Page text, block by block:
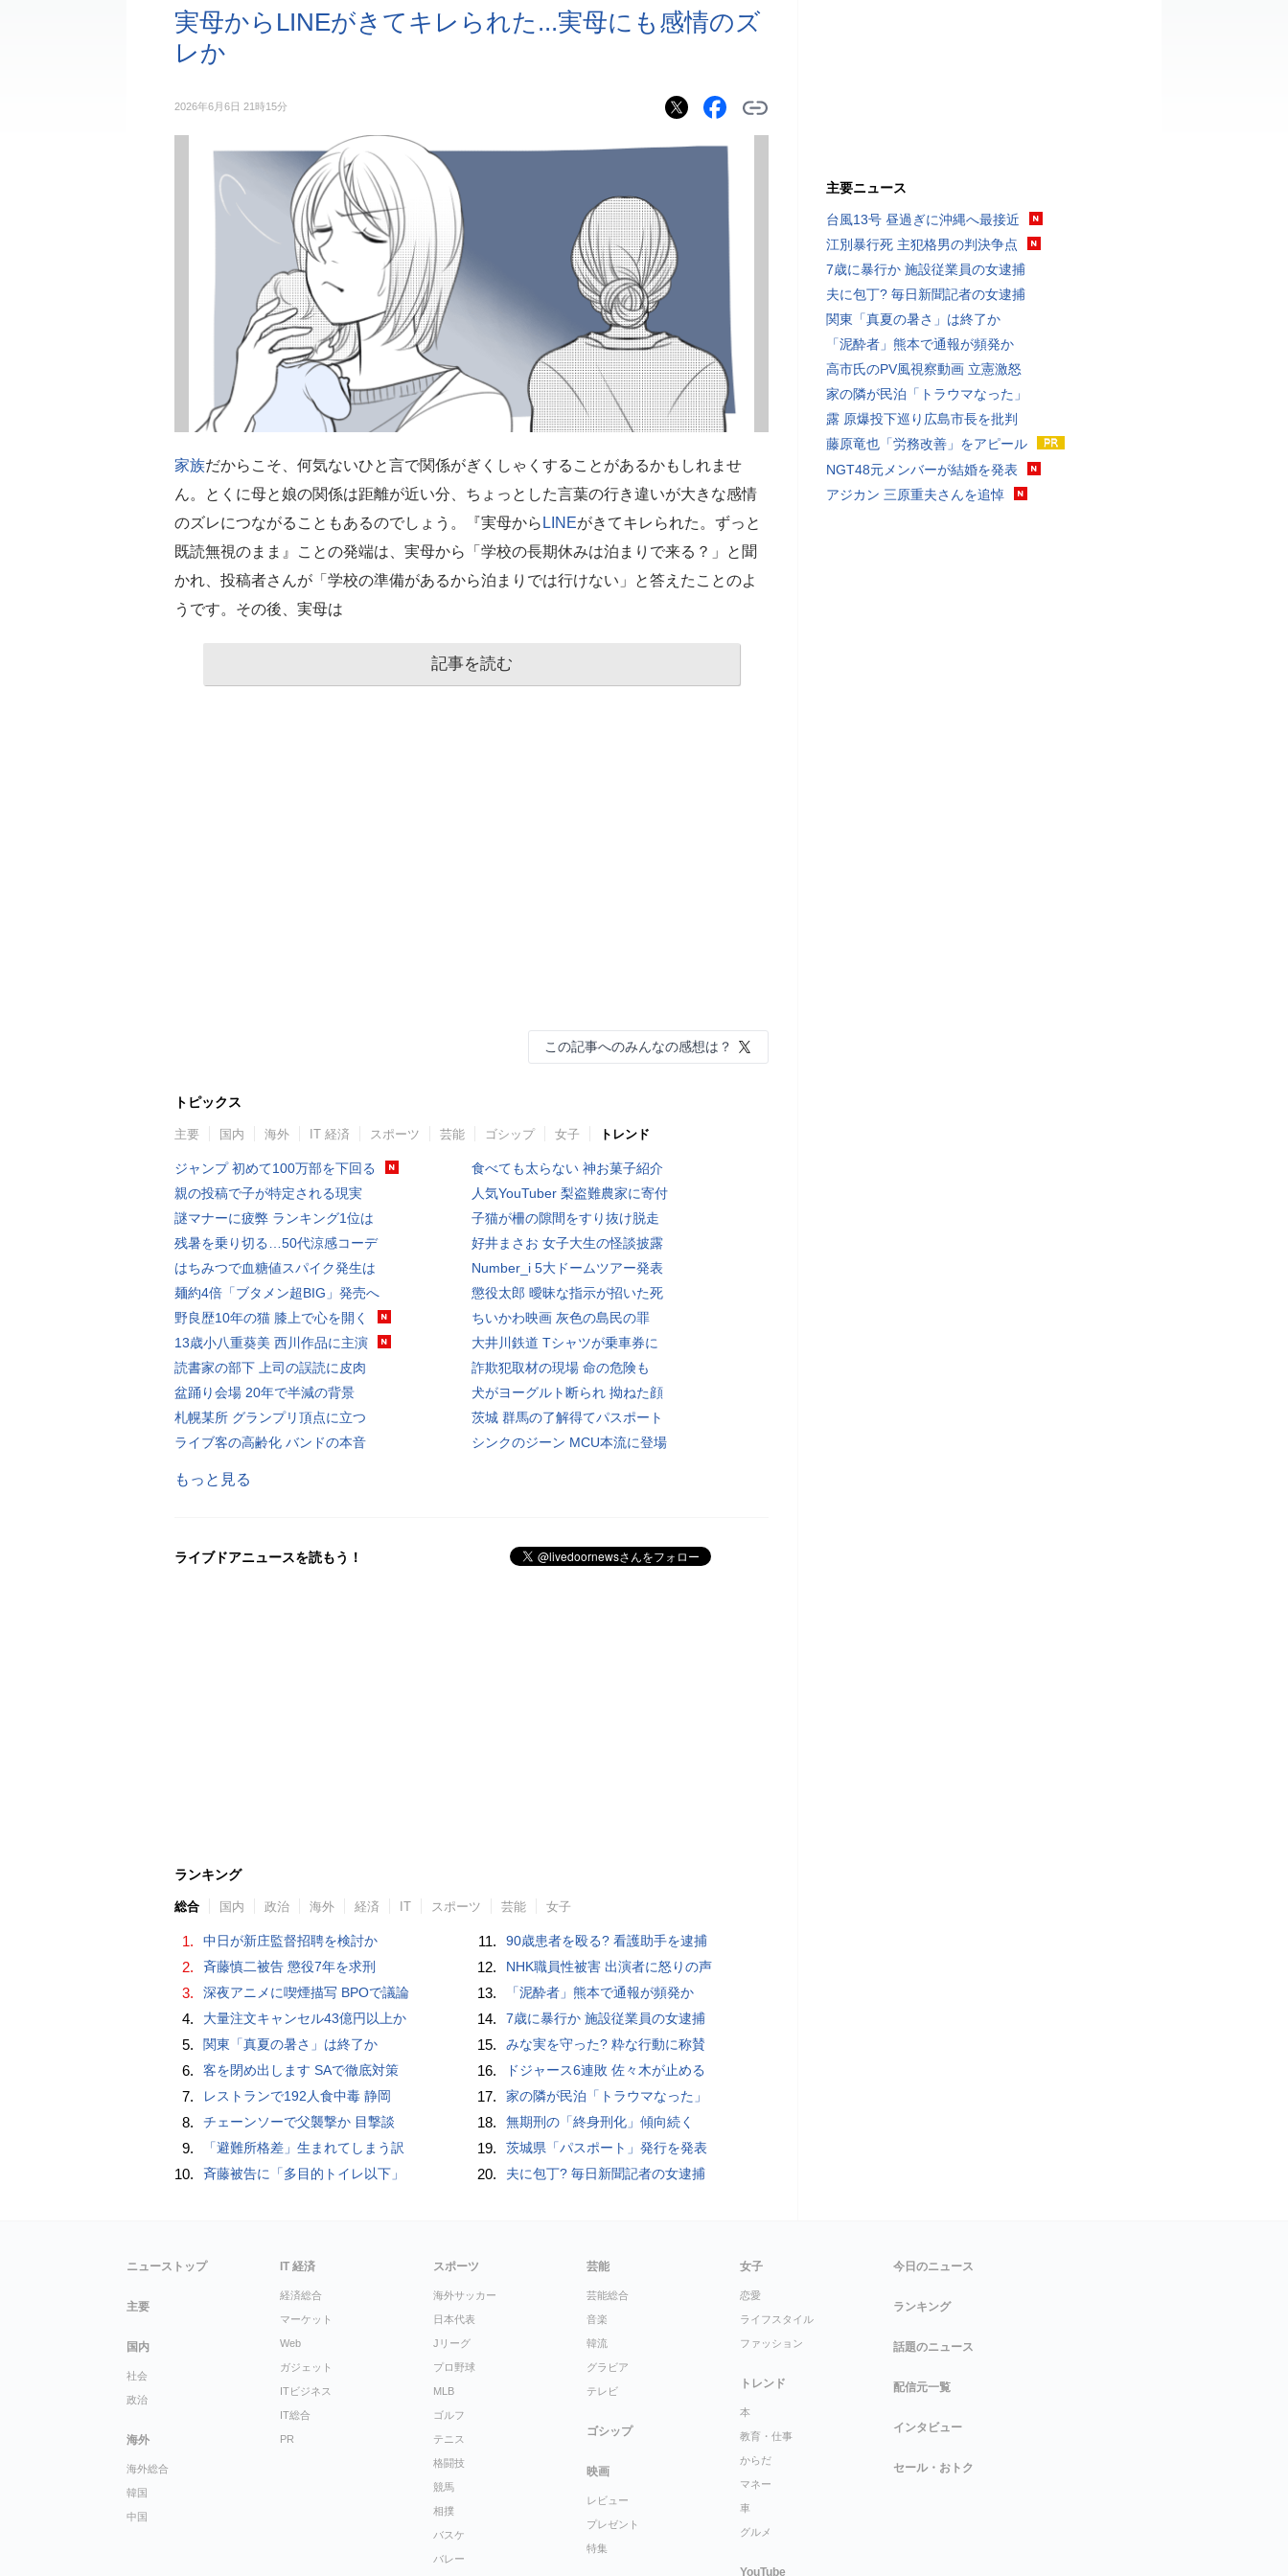
実母からLINEがきてキレられた...実母にも感情のズ
レか
2026年6月6日 21時15分
家族だからこそ、何気ないひと言で関係がぎくしゃくすることがあるかもしれませ
ん。とくに母と娘の関係は距離が近い分、ちょっとした言葉の行き違いが大きな感情
のズレにつながることもあるのでしょう。『実母から LINEがきてキレられた。ずっと
既読無視のまま』ことの発端は、実母から「学校の長期休みは泊まりで来る？」と聞
かれ、投稿者さんが「学校の準備があるから泊まりでは行けない」と答えたことのよ
うです。その後、実母は
記事を読む
この記事へのみんなの感想は？
トピックス
主要 国内 海外 IT 経済 スポーツ 芸能 ゴシップ 女子 トレンド
ジャンプ 初めて100万部を下回る
親の投稿で子が特定される現実
謎マナーに疲弊 ランキング1位は
残暑を乗り切る…50代涼感コーデ
はちみつで血糖値スパイク発生は
麺約4倍「ブタメン超BIG」発売へ
野良歴10年の猫 膝上で心を開く
13歳小八重葵美 西川作品に主演
読書家の部下 上司の誤読に皮肉
盆踊り会場 20年で半減の背景
札幌某所 グランプリ頂点に立つ
ライブ客の高齢化 バンドの本音
食べても太らない 神お菓子紹介
人気YouTuber 梨盗難農家に寄付
子猫が柵の隙間をすり抜け脱走
好井まさお 女子大生の怪談披露
Number_i 5大ドームツアー発表
懲役太郎 曖昧な指示が招いた死
ちいかわ映画 灰色の島民の罪
大井川鉄道 Tシャツが乗車券に
詐欺犯取材の現場 命の危険も
犬がヨーグルト断られ 拗ねた顔
茨城 群馬の了解得てパスポート
シンクのジーン MCU本流に登場
もっと見る
ライブドアニュースを読もう！
ランキング
総合 国内 政治 海外 経済 IT スポーツ 芸能 女子
1. 中日が新庄監督招聘を検討か
2. 斉藤慎二被告 懲役7年を求刑
3. 深夜アニメに喫煙描写 BPOで議論
4. 大量注文キャンセル43億円以上か
5. 関東「真夏の暑さ」は終了か
6. 客を閉め出します SAで徹底対策
7. レストランで192人食中毒 静岡
8. チェーンソーで父襲撃か 目撃談
9. 「避難所格差」生まれてしまう訳
10. 斉藤被告に「多目的トイレ以下」
11. 90歳患者を殴る? 看護助手を逮捕
12. NHK職員性被害 出演者に怒りの声
13. 「泥酔者」熊本で通報が頻発か
14. 7歳に暴行か 施設従業員の女逮捕
15. みな実を守った? 粋な行動に称賛
16. ドジャース6連敗 佐々木が止める
17. 家の隣が民泊「トラウマなった」
18. 無期刑の「終身刑化」傾向続く
19. 茨城県「パスポート」発行を発表
20. 夫に包丁? 毎日新聞記者の女逮捕
主要ニュース
台風13号 昼過ぎに沖縄へ最接近
江別暴行死 主犯格男の判決争点
7歳に暴行か 施設従業員の女逮捕
夫に包丁? 毎日新聞記者の女逮捕
関東「真夏の暑さ」は終了か
「泥酔者」熊本で通報が頻発か
高市氏のPV風視察動画 立憲激怒
家の隣が民泊「トラウマなった」
露 原爆投下巡り広島市長を批判
藤原竜也「労務改善」をアピール
NGT48元メンバーが結婚を発表
アジカン 三原重夫さんを追悼
ニューストップ
主要
国内
社会
政治
海外
海外総合
韓国
中国
IT 経済
経済総合
マーケット
Web
ガジェット
ITビジネス
IT総合
PR
スポーツ
海外サッカー
日本代表
Jリーグ
プロ野球
MLB
ゴルフ
テニス
格闘技
競馬
相撲
バスケ
バレー
芸能
芸能総合
音楽
韓流
グラビア
テレビ
ゴシップ
映画
レビュー
プレゼント
特集
女子
恋愛
ライフスタイル
ファッション
トレンド
本
教育・仕事
からだ
マネー
車
グルメ
YouTube
今日のニュース
ランキング
話題のニュース
配信元一覧
インタビュー
セール・おトク